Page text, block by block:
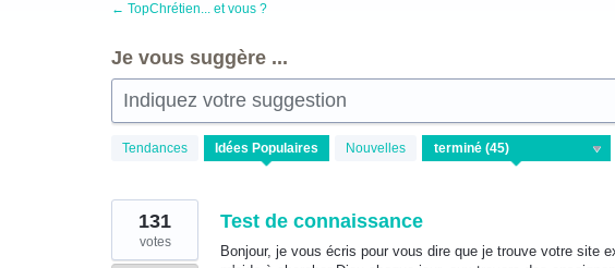
← TopChrétien... et vous ?
Je vous suggère ...
Indiquez votre suggestion
Tendances Idées Populaires Nouvelles
45
résultats
Test de connaissance
Bonjour, je vous écris pour vous dire que je trouve votre site
131
votes